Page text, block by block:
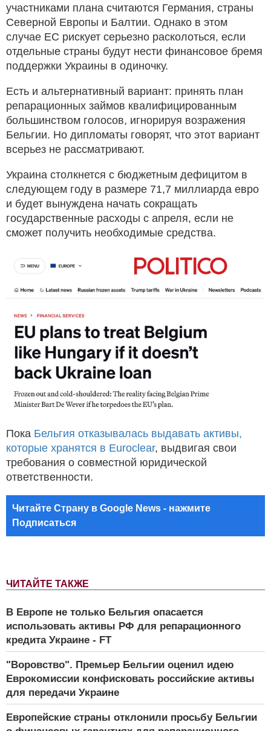
ЧИТАЙТЕ ТАКЖЕ
В Европе не только Бельгия опасается
использовать активы РФ для репарационного
кредита Украине - FT
"Воровство". Премьер Бельгии оценил идею
Еврокомиссии конфисковать российские активы
для передачи Украине
Европейские страны отклонили просьбу Бельгии
участниками плана считаются Германия, страны
Северной Европы и Балтии. Однако в этом
случае ЕС рискует серьезно расколоться, если
отдельные страны будут нести финансовое бремя
поддержки Украины в одиночку.
Есть и альтернативный вариант: принять план
репарационных займов квалифицированным
большинством голосов, игнорируя возражения
Бельгии. Но дипломаты говорят, что этот вариант
всерьез не рассматривают.
Украина столкнется с бюджетным дефицитом в
следующем году в размере 71,7 миллиарда евро
и будет вынуждена начать сокращать
государственные расходы с апреля, если не
сможет получить необходимые средства.
Пока Бельгия отказывалась выдавать активы,
которые хранятся в Euroclear, выдвигая свои
требования о совместной юридической
ответственности.
Читайте Страну в Google News - нажмите
Подписаться